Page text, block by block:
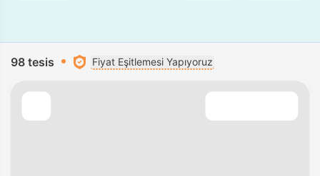
98 tesis Fiyat Eşitlemesi Yapıyoruz